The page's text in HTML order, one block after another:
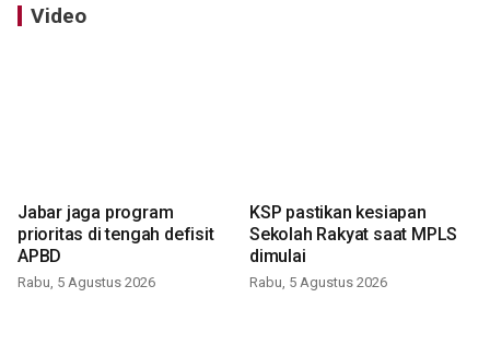
Video
Jabar jaga program
prioritas di tengah defisit
APBD
Rabu, 5 Agustus 2026
KSP pastikan kesiapan
Sekolah Rakyat saat MPLS
dimulai
Rabu, 5 Agustus 2026